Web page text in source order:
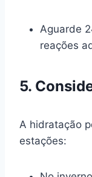
Aguarde
reações
5.
A hidratação
estações: